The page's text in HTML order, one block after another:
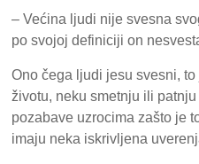
– Većina ljudi nije svesna
po svojoj definiciji on
Ono čega ljudi jesu svesni,
životu, neku smetnju ili
pozabave uzrocima zašto je
imaju neka iskrivljena